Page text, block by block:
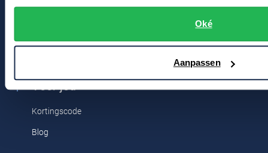
Oké
Aanpassen
UBR
William Lockie
Alle Merken
2311 CX Leiden
Voor jou
Kortingscode
Blog